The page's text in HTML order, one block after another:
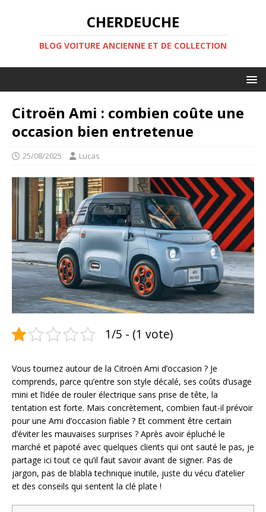
CHERDEUCHE
BLOG VOITURE ANCIENNE ET DE COLLECTION
Citroën Ami : combien coûte une
occasion bien entretenue
25/08/2025 Lucas
1/5 - (1 vote)
Vous tournez autour de la Citroën Ami d’occasion ? Je
comprends, parce qu’entre son style décalé, ses coûts d’usage
mini et l’idée de rouler électrique sans prise de tête, la
tentation est forte. Mais concrètement, combien faut-il prévoir
pour une Ami d’occasion fiable ? Et comment être certain
d’éviter les mauvaises surprises ? Après avoir épluché le
marché et papoté avec quelques clients qui ont sauté le pas, je
partage ici tout ce qu’il faut savoir avant de signer. Pas de
jargon, pas de blabla technique inutile, juste du vécu d’atelier
et des conseils qui sentent la clé plate !